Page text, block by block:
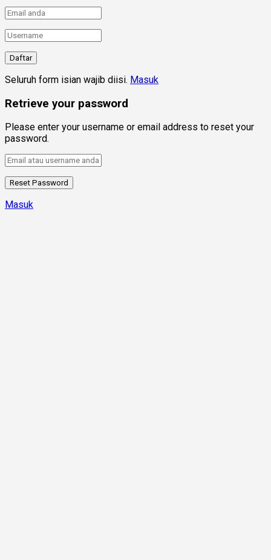
Seluruh form isian wajib diisi. Masuk
Retrieve your password
Please enter your username or email address to reset your
password.
Masuk